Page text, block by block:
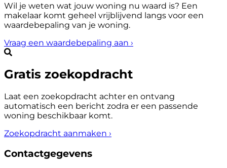
Wil je weten wat jouw woning nu waard is? Een
makelaar komt geheel vrijblijvend langs voor een
waardebepaling van je woning.
Vraag een waardebepaling aan ›
Gratis zoekopdracht
Laat een zoekopdracht achter en ontvang
automatisch een bericht zodra er een passende
woning beschikbaar komt.
Zoekopdracht aanmaken ›
Contactgegevens